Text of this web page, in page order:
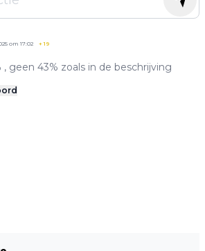
om 17:02 +19
, geen 43% zoals in de beschrijving